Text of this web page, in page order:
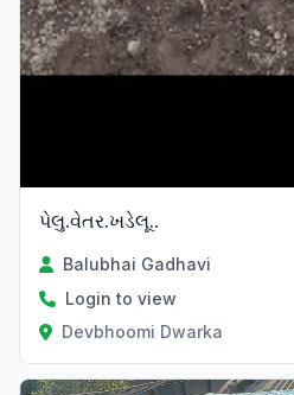
પેલુ.વેતર.ખડેલૂ..
Balubhai Gadhavi
Login to view
Devbhoomi Dwarka